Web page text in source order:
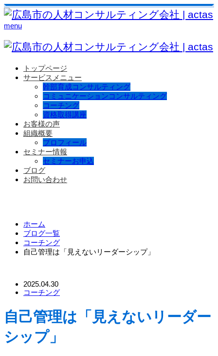
menu
トップページ
サービスメニュー
幹部育成コンサルティング
コミュニケーションコンサルティング
コーチング
資格取得講座
お客様の声
組織概要
プロフィール
セミナー情報
セミナーお申込
ブログ
お問い合わせ
ホーム
ブログ一覧
コーチング
自己管理は「見えないリーダーシップ」
2025.04.30
コーチング
自己管理は「見えないリーダー
シップ」